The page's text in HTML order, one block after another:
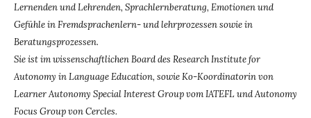
Lernenden und Lehrenden, Sprachlernberatung, Emotionen und
Gefühle in Fremdsprachenlern- und lehrprozessen sowie in
Beratungsprozessen.
Sie ist im wissenschaftlichen Board des Research Institute for
Autonomy in Language Education, sowie Ko-Koordinatorin von
Learner Autonomy Special Interest Group vom IATEFL und Autonomy
Focus Group von Cercles.